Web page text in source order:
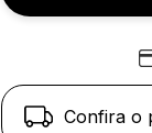
Confira o